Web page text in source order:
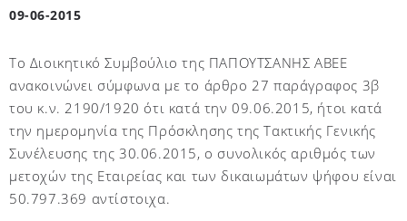
09-06-2015
Το Διοικητικό Συμβούλιο της ΠΑΠΟΥΤΣΑΝΗΣ ΑΒΕΕ
ανακοινώνει σύμφωνα με το άρθρο 27 παράγραφος 3β
του κ.ν. 2190/1920 ότι κατά την 09.06.2015, ήτοι κατά
την ημερομηνία της Πρόσκλησης της Τακτικής Γενικής
Συνέλευσης της 30.06.2015, ο συνολικός αριθμός των
μετοχών της Εταιρείας και των δικαιωμάτων ψήφου είναι
50.797.369 αντίστοιχα.